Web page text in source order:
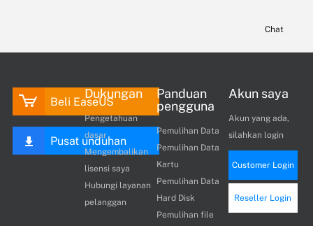
Chat
Beli EaseUS
Pusat unduhan
Dukungan
Pengetahuan
dasar
Mengembalikan
lisensi saya
Hubungi layanan
pelanggan
Panduan
pengguna
Pemulihan Data
Pemulihan Data
Kartu
Pemulihan Data
Hard Disk
Pemulihan file
Akun saya
Akun yang ada,
silahkan login
Customer Login
Reseller Login